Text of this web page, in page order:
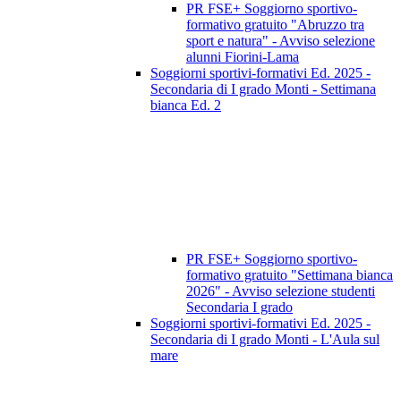
PR FSE+ Soggiorno sportivo-
formativo gratuito "Abruzzo tra
sport e natura" - Avviso selezione
alunni Fiorini-Lama
Soggiorni sportivi-formativi Ed. 2025 -
Secondaria di I grado Monti - Settimana
bianca Ed. 2
PR FSE+ Soggiorno sportivo-
formativo gratuito "Settimana bianca
2026" - Avviso selezione studenti
Secondaria I grado
Soggiorni sportivi-formativi Ed. 2025 -
Secondaria di I grado Monti - L'Aula sul
mare